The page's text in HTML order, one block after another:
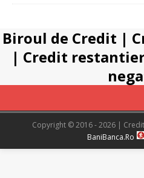
Biroul de Credit |
| Credit
Copyright © 2016 - 2026 |
BaniBanca.Ro